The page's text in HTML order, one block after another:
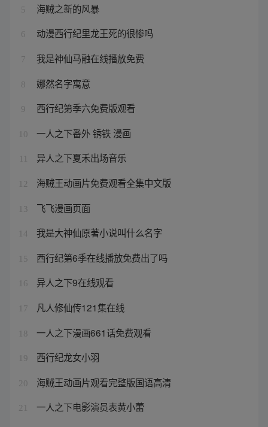
5 海贼之新的风暴
6 动漫西行纪里龙王死的很惨吗
7 我是神仙马融在线播放免费
8 娜然名字寓意
9 西行纪第季六免费版观看
10 一人之下番外 锈铁 漫画
异人之下夏禾出场音乐
12 海贼王动画片免费观看全集中文版
13 飞飞漫画页面
14 我是大神仙原著小说叫什么名字
15 西行纪第6季在线播放免费出了吗
16 异人之下9在线观看
17 凡人修仙传121集在线
18 一人之下漫画661话免费观看
19 西行纪龙女小羽
20 海贼王动画片观看完整版国语高清
21 一人之下电影演员表黄小蕾